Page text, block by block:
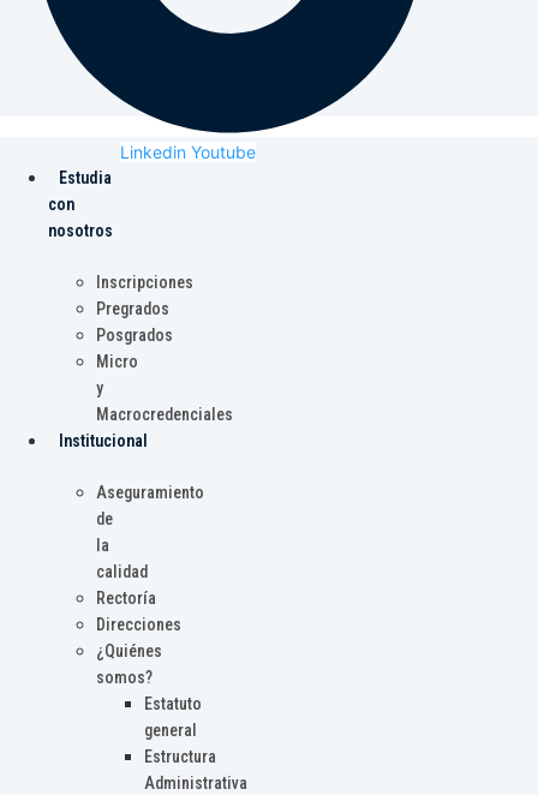
Linkedin Youtube
Estudia
con
nosotros
Inscripciones
Pregrados
Posgrados
Micro
y
Macrocredenciales
Institucional
Aseguramiento
de
la
calidad
Rectoría
Direcciones
¿Quiénes
somos?
Estatuto
general
Estructura
Administrativa